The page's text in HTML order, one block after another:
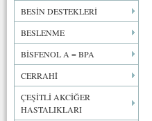
BESİN DESTEKLERİ
BESLENME
BİSFENOL A = BPA
CERRAHİ
ÇEŞİTLİ AKCİĞER
HASTALIKLARI